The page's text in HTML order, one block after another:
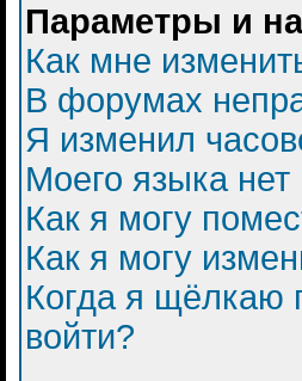
Параметры и
Как мне
В форумах
Я изменил
Моего языка нет
Как я могу
Как я могу
Когда я щёлкаю
войти?